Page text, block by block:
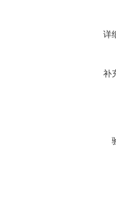
详
补